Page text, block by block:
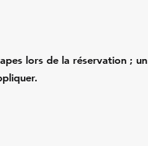
lors de la réservation ; un